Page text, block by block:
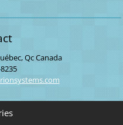
QcCanada
ystems.com